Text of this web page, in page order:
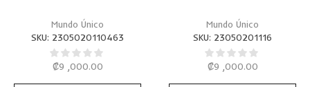
Mundo Único
SKU: 2305020110463
₡9 ,000.00
Mundo Único
SKU: 23050201116
₡9 ,000.00